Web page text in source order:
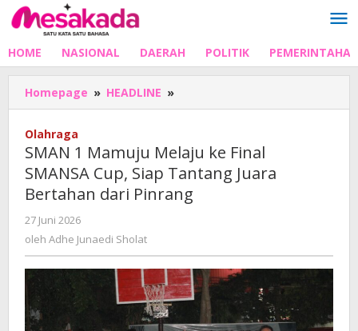
Lewati
ke
HOME NASIONAL DAERAH POLITIK
Homepage » HEADLINE »
1
ke
Final
SMANSA
Cup,
Juara
Bertahan
dari
Pinrang
Olahraga
SMAN 1 Mamuju Melaju ke Final
SMANSA Cup, Siap Tantang Juara
Bertahan dari Pinrang
27 Juni 2026
Adhe
oleh Adhe Junaedi Sholat